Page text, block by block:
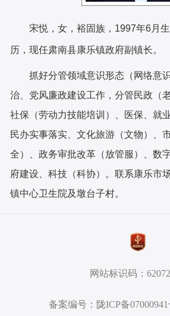
宋悦，女，裕固族， 1997年6月生
历，现任肃南县康乐镇政府副镇长。
抓好分管领域意识形态（网络意
治、党风廉政建设工作，分管民政（
社保（劳动力技能培训）、医保、就
民办实事落实、文化旅游（文物）、
全）、政务审批改革（放管服）、数
府建设、科技（科协）。联系康乐市
镇中心卫生院及墩台子村。
网站标识码：
备案编号：陇ICP备